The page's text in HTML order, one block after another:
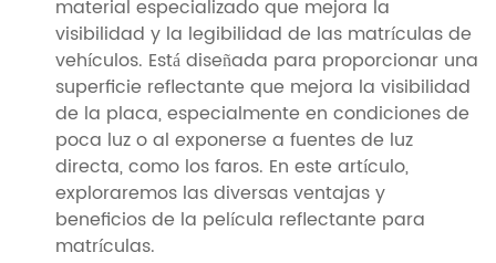
material especializado que mejora la
visibilidad y la legibilidad de las matrículas de
vehículos. Está diseñada para proporcionar una
superficie reflectante que mejora la visibilidad
de la placa, especialmente en condiciones de
poca luz o al exponerse a fuentes de luz
directa, como los faros. En este artículo,
exploraremos las diversas ventajas y
beneficios de la película reflectante para
matrículas.